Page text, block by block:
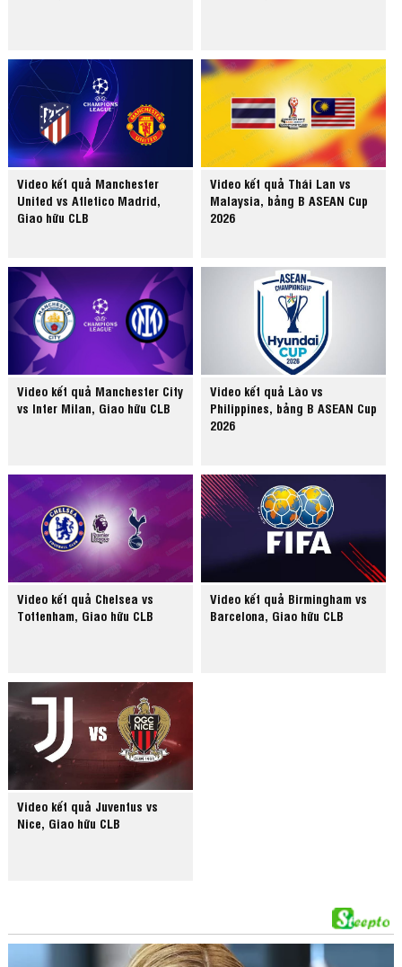
Video kết quả Manchester
United vs Atletico Madrid,
Giao hữu CLB
Video kết quả Thái Lan vs
Malaysia, bảng B ASEAN Cup
2026
Video kết quả Manchester City
vs Inter Milan, Giao hữu CLB
Video kết quả Lào vs
Philippines, bảng B ASEAN Cup
2026
Video kết quả Chelsea vs
Tottenham, Giao hữu CLB
Video kết quả Birmingham vs
Barcelona, Giao hữu CLB
Video kết quả Juventus vs
Nice, Giao hữu CLB